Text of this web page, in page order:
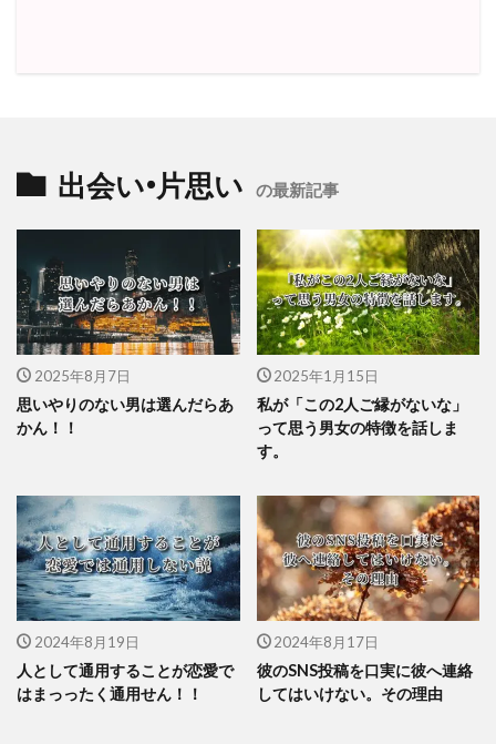
出会い•片思い の最新記事
2025年8月7日
思いやりのない男は選んだらあ
かん！！
2025年1月15日
私が「この2人ご縁がないな」
って思う男女の特徴を話しま
す。
2024年8月19日
人として通用することが恋愛で
はまっったく通用せん！！
2024年8月17日
彼のSNS投稿を口実に彼へ連絡
してはいけない。その理由